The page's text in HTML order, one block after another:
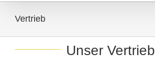
Vertrieb
Unser Vertrieb